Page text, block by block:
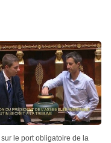
sur le port obligatoire de la